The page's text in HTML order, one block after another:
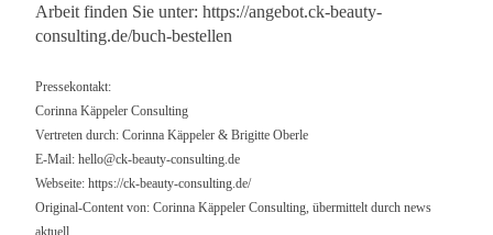
Arbeit finden Sie unter: https://angebot.ck-beauty-
consulting.de/buch-bestellen
Pressekontakt:
Corinna Käppeler Consulting
Vertreten durch: Corinna Käppeler & Brigitte Oberle
E-Mail: hello@ck-beauty-consulting.de
Webseite: https://ck-beauty-consulting.de/
Original-Content von: Corinna Käppeler Consulting, übermittelt durch news
aktuell